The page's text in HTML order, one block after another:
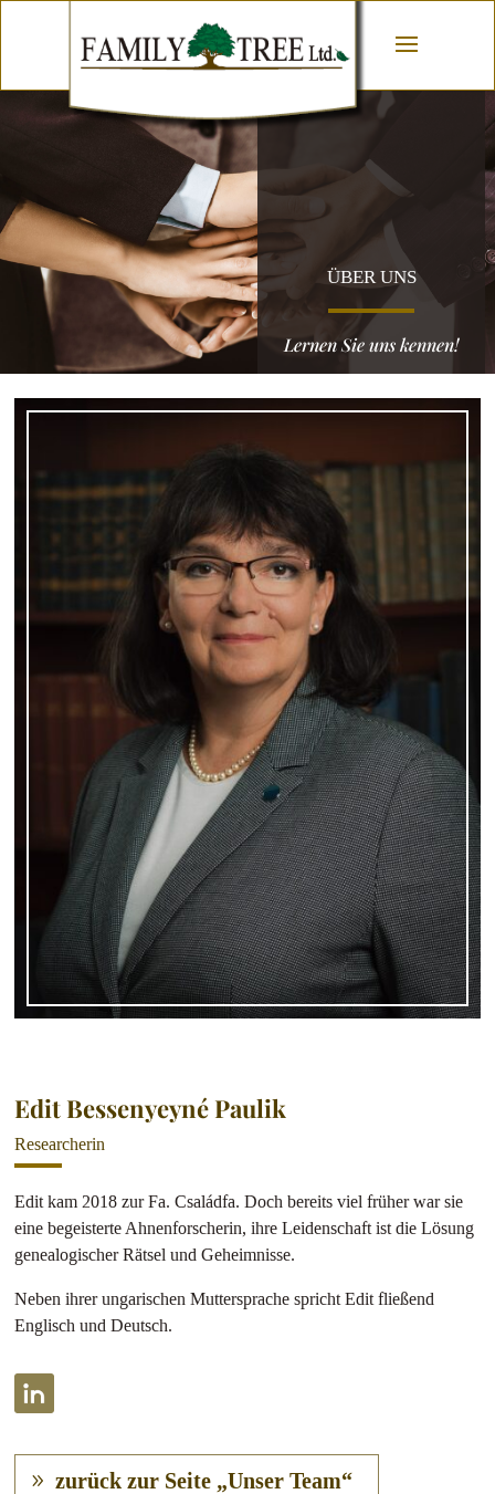
ÜBER UNS
Lernen Sie uns kennen!
Edit Bessenyeyné Paulik
Researcherin
Edit kam 2018 zur Fa. Családfa. Doch bereits viel früher war sie
eine begeisterte Ahnenforscherin, ihre Leidenschaft ist die Lösung
genealogischer Rätsel und Geheimnisse.
Neben ihrer ungarischen Muttersprache spricht Edit fließend
Englisch und Deutsch.
zurück zur Seite „Unser Team“